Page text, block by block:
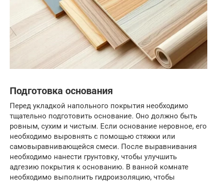
Подготовка основания
Перед укладкой напольного покрытия необходимо
тщательно подготовить основание. Оно должно быть
ровным, сухим и чистым. Если основание неровное, его
необходимо выровнять с помощью стяжки или
самовыравнивающейся смеси. После выравнивания
необходимо нанести грунтовку, чтобы улучшить
адгезию покрытия к основанию. В ванной комнате
необходимо выполнить гидроизоляцию, чтобы